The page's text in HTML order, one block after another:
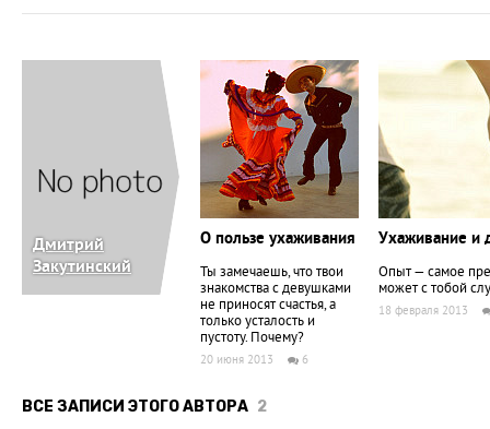
Дмитрий
Закутинский
О пользе ухаживания
Ты замечаешь, что твои
знакомства с девушками
не приносят счастья, а
только усталость и
пустоту. Почему?
20 июня 2013 6
Ухаживание и
Опыт — самое
может с тобой
18 февраля 2013
ВСЕ ЗАПИСИ ЭТОГО АВТОРА 2